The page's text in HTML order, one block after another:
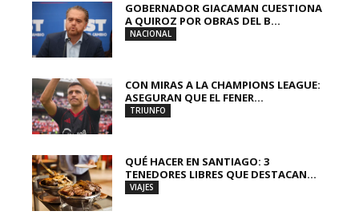
GOBERNADOR GIACAMAN CUESTIONA
A QUIROZ POR OBRAS DEL B...
NACIONAL
CON MIRAS A LA CHAMPIONS LEAGUE:
ASEGURAN QUE EL FENER...
TRIUNFO
QUÉ HACER EN SANTIAGO: 3
TENEDORES LIBRES QUE DESTACAN...
VIAJES